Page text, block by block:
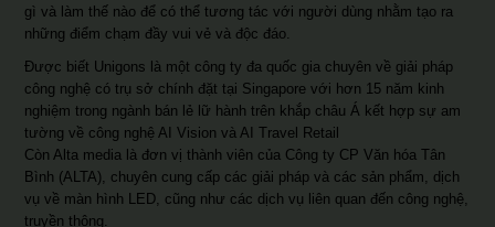
gì và làm thế nào để có thể tương tác với người dùng nhằm tạo ra
những điểm chạm đầy vui vẻ và độc đáo.
Được biết Unigons là một công ty đa quốc gia chuyên về giải pháp
công nghệ có trụ sở chính đặt tại Singapore với hơn 15 năm kinh
nghiệm trong ngành bán lẻ lữ hành trên khắp châu Á kết hợp sự am
tường về công nghệ AI Vision và AI Travel Retail
Còn Alta media là đơn vị thành viên của Công ty CP Văn hóa Tân
Bình (ALTA), chuyên cung cấp các giải pháp và các sản phẩm, dịch
vụ về màn hình LED, cũng như các dịch vụ liên quan đến công nghệ,
truyền thông.